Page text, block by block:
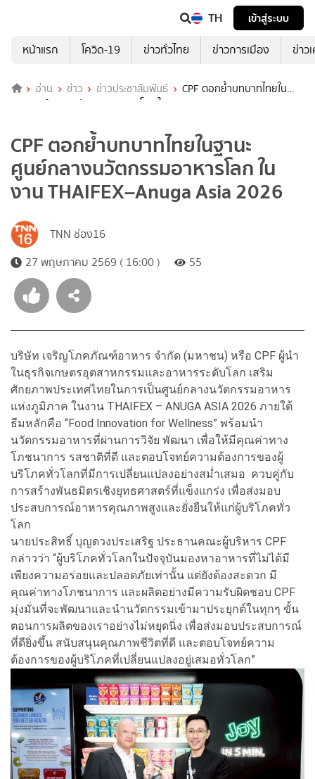
TH
เข้าสู่ระบบ
หน้าแรก
โควิด-19 ข่าวทั่วไทย ข่าวการเมือง ข่าว
อ่าน ข่าว ข่าวประชาสัมพันธ์
CPF ตอกย้ำบทบาทไทยใน
ฐานะศูนย์กลางนวัตกรรมอาหารโลก ในงาน THAIFEX–Anuga Asia
CPF ตอกย้ำบทบาทไทยในฐานะ
ศูนย์กลางนวัตกรรมอาหารโลก ใน
งาน THAIFEX–Anuga Asia 2026
TNN ช่อง16
27 พฤษภาคม 2569 ( 16:00 )
55
บริษัท เจริญโภคภัณฑ์อาหาร จำกัด (มหาชน) หรือ CPF ผู้นำ
ในธุรกิจเกษตรอุตสาหกรรมและอาหารระดับโลก เสริม
ศักยภาพประเทศไทยในการเป็นศูนย์กลางนวัตกรรมอาหาร
แห่งภูมิภาค ในงาน THAIFEX – ANUGA ASIA 2026 ภายใต้
ธีมหลักคือ “Food Innovation for Wellness” พร้อมนำ
นวัตกรรมอาหารที่ผ่านการวิจัย พัฒนา เพื่อให้มีคุณค่าทาง
โภชนาการ รสชาติที่ดี และตอบโจทย์ความต้องการของผู้
บริโภคทั่วโลกที่มีการเปลี่ยนแปลงอย่างสม่ำเสมอ ควบคู่กับ
การสร้างพันธมิตรเชิงยุทธศาสตร์ที่แข็งแกร่ง เพื่อส่งมอบ
ประสบการณ์อาหารคุณภาพสูงและยั่งยืนให้แก่ผู้บริโภคทั่ว
โลก
นายประสิทธิ์ บุญดวงประเสริฐ ประธานคณะผู้บริหาร CPF
กล่าวว่า “ผู้บริโภคทั่วโลกในปัจจุบันมองหาอาหารที่ไม่ได้มี
เพียงความอร่อยและปลอดภัยเท่านั้น แต่ยังต้องสะดวก มี
คุณค่าทางโภชนาการ และผลิตอย่างมีความรับผิดชอบ CPF
มุ่งมั่นที่จะพัฒนาและนำนวัตกรรมเข้ามาประยุกต์ในทุกๆ ขั้น
ตอนการผลิตของเราอย่างไม่หยุดนิ่ง เพื่อส่งมอบประสบการณ์
ที่ดียิ่งขึ้น สนับสนุนคุณภาพชีวิตที่ดี และตอบโจทย์ความ
ต้องการของผู้บริโภคที่เปลี่ยนแปลงอยู่เสมอทั่วโลก”